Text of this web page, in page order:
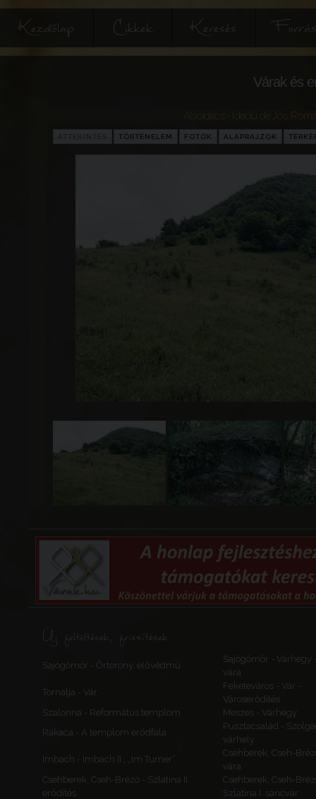
Kezdőlap Cikkek Keresés
Várak és
Alsóidecs - Ideciu de Jos
TÖRTÉNELEM FOTÓK ALAPRAJZOK
Új feltöltések, frissítések
Sajógömör - Őrtorony, elővédmű
Sajógömör - Várhegy
vára
Tornalja - Vár
Feketeváros - Vár -
Városerődítés
Szalonna - Református templom
Meszes - Várhegy
Rakaca - A templom erődfala
Pusztacsalád -
várhely
Imbach - Imbach II., „Im Turner”
Csehberek, Cseh-
vára
Csehberek, Cseh-Brézó - Szlatina II.
erődítés
Csehberek, Cseh-
Szlatina I. sáncvár